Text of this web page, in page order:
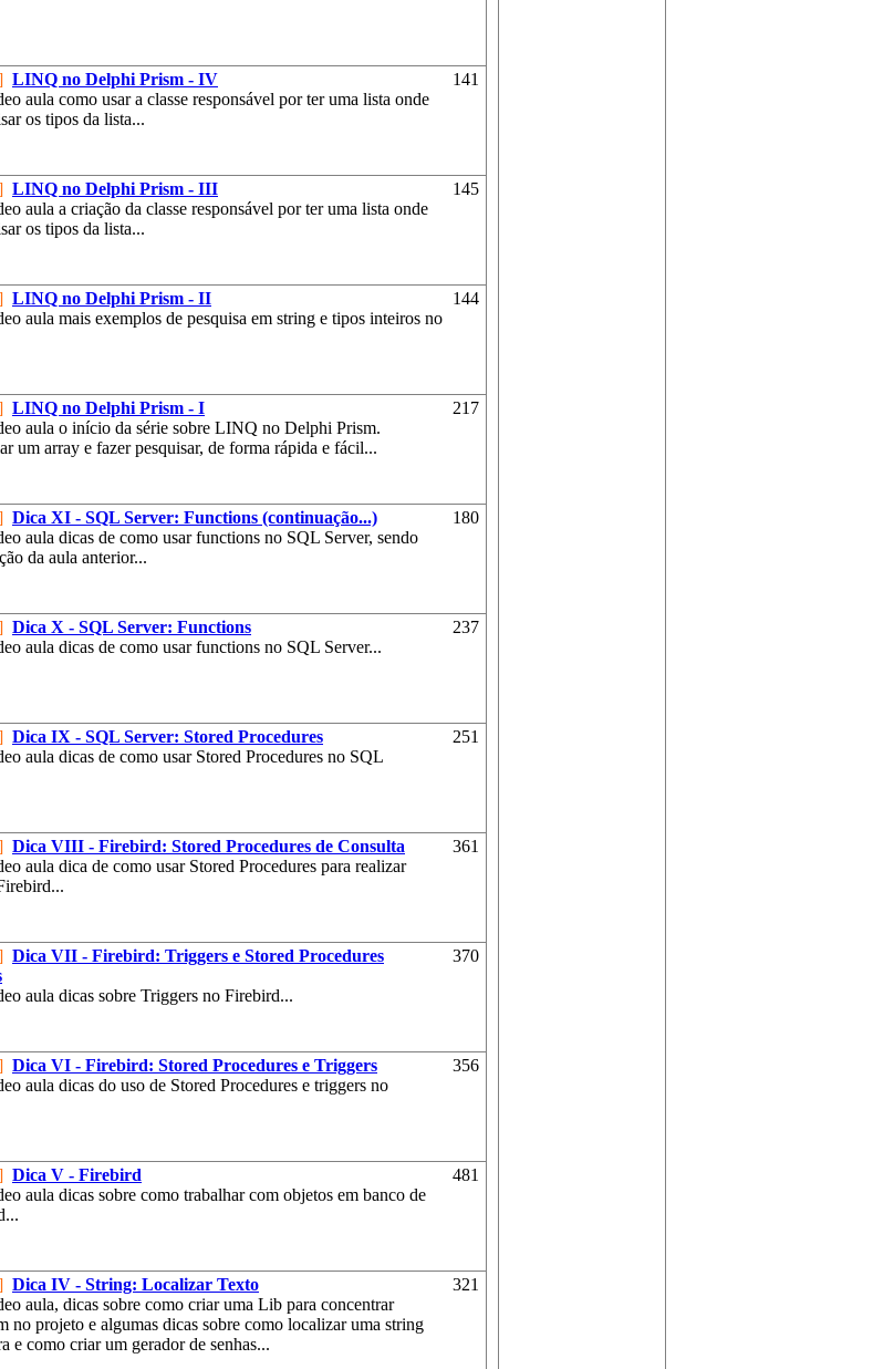
LINQ no Delphi Prism - IV
aula como usar a classe responsável por ter uma lista onde
os tipos da lista...
141
LINQ no Delphi Prism - III
aula a criação da classe responsável por ter uma lista onde
os tipos da lista...
145
LINQ no Delphi Prism - II
aula mais exemplos de pesquisa em string e tipos inteiros no
144
LINQ no Delphi Prism - I
aula o início da série sobre LINQ no Delphi Prism.
um array e fazer pesquisar, de forma rápida e fácil...
217
Dica XI - SQL Server: Functions (continuação...)
aula dicas de como usar functions no SQL Server, sendo
da aula anterior...
180
Dica X - SQL Server: Functions
aula dicas de como usar functions no SQL Server...
237
Dica IX - SQL Server: Stored Procedures
aula dicas de como usar Stored Procedures no SQL
251
Dica VIII - Firebird: Stored Procedures de Consulta
aula dica de como usar Stored Procedures para realizar
361
Dica VII - Firebird: Triggers e Stored Procedures
aula dicas sobre Triggers no Firebird...
370
Dica VI - Firebird: Stored Procedures e Triggers
aula dicas do uso de Stored Procedures e triggers no
356
Dica V - Firebird
aula dicas sobre como trabalhar com objetos em banco de
481
Dica IV - String: Localizar Texto
aula, dicas sobre como criar uma Lib para concentrar
no projeto e algumas dicas sobre como localizar uma string
e como criar um gerador de senhas...
321